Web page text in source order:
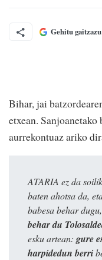
Gehitu
Bihar, jai
etxean.
aurrekontuaz ariko
ATARIA ez da
baten ahotsa da,
babesa behar
behar du
esku artean: gure
harpidedun berri